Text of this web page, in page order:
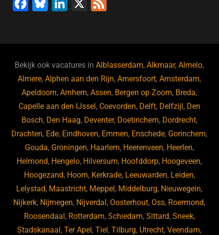
b
o
o
k
ky dI
n
Bekijk ook vacatures inAlblasserdam,Alkmaar,Almelo,
Almere,Alphen aan den Rijn,Amersfoort,Amsterdam,
Apeldoorn,Arnhem,Assen, Bergen op Zoom, Breda,
Capelle aan den IJssel , Coevorden, Delft, Delfzijl , Den
Bosch, Den Haag, Deventer, Doetinchem, Dordrecht,
Drachten, Ede, Eindhoven, Emmen, Enschede, Gorinchem,
Gouda, Groningen, Haarlem, Heerenveen, Heerlen,
Helmond, Hengelo, Hilversum, Hoofddorp, Hoogeveen,
Hoogezand, Hoorn, Kerkrade, Leeuwarden, Leiden,
Lelystad, Maastricht, Meppel , Middelburg, Nieuwegein,
Nijkerk, Nijmegen, Nijverdal , Oosterhout, Oss, Roermond,
Roosendaal , Rotterdam, Schiedam, Sittard, Sneek,
Stadskanaal ,Ter Apel ,Tiel ,Tilburg, Utrecht,Veendam,